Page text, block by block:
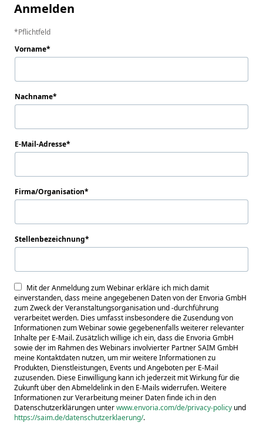
Anmelden
Pflichtfeld
Vorname
Nachname
E-Mail-Adresse
Firma/Organisation
Stellenbezeichnung
Mit der Anmeldung zum Webinar erkläre ich mich damit
einverstanden, dass meine angegebenen Daten von der Envoria GmbH
zum Zweck der Veranstaltungsorganisation und -durchführung
verarbeitet werden. Dies umfasst insbesondere die Zusendung von
Informationen zum Webinar sowie gegebenenfalls weiterer relevanter
Inhalte per E-Mail. Zusätzlich willige ich ein, dass die Envoria GmbH
sowie der im Rahmen des Webinars involvierter Partner SAIM GmbH
meine Kontaktdaten nutzen, um mir weitere Informationen zu
Produkten, Dienstleistungen, Events und Angeboten per E-Mail
zuzusenden. Diese Einwilligung kann ich jederzeit mit Wirkung für die
Zukunft über den Abmeldelink in den E-Mails widerrufen. Weitere
Informationen zur Verarbeitung meiner Daten finde ich in den
Datenschutzerklärungen unterwww.envoria.com/de/privacy-policy und
https://saim.de/datenschutzerklaerung/.